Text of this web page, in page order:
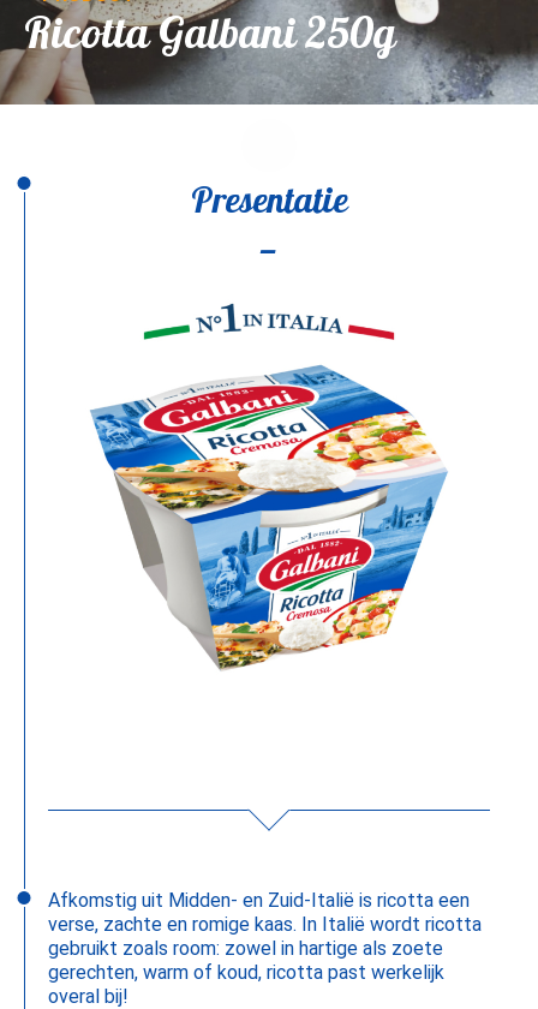
Ricotta Galbani 250g
Presentatie
Afkomstig uit Midden- en Zuid-Italië is ricotta een
verse, zachte en romige kaas. In Italië wordt ricotta
gebruikt zoals room: zowel in hartige als zoete
gerechten, warm of koud, ricotta past werkelijk
overal bij!